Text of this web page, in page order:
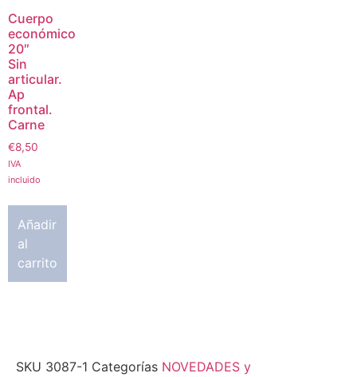
Cuerpo
económico
20″
Sin
articular.
Ap
frontal.
Carne
€8,50
IVA
incluido
Añadir
al
carrito
SKU 3087-1 Categorías NOVEDADES y